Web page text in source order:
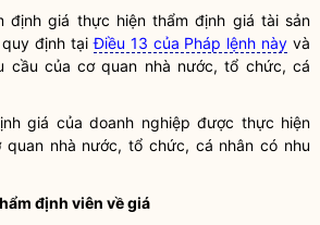
định giá thực hiện thẩm định giá tài sản
quy định tạiĐiều 13 của Pháp lệnh này và
cầu của cơ quan nhà nước, tổ chức, cá
giá của doanh nghiệp được thực hiện
quan nhà nước, tổ chức, cá nhân có nhu
định viên về giá